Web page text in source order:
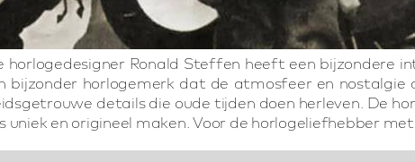
horlogedesigner Ronald Steffen heeft een bijzondere
bijzonder horlogemerk dat de atmosfeer en
details die oude tijden doen herleven. De
uniek en origineel maken. Voor de horlogeliefhebber